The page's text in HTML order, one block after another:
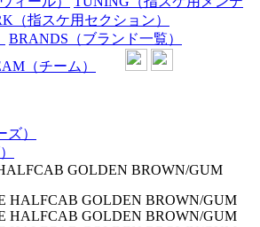
（指スケ用セクション）
BRANDS （ブランド一覧）
（チーム）
ズ）
GOLDEN BROWN/GUM